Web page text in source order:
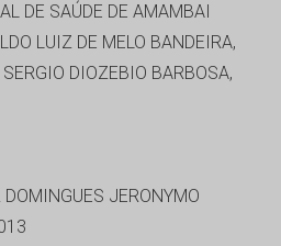
DE SAÚDE DE AMAMBAI
LUIZ DE MELO BANDEIRA,
DIOZEBIO BARBOSA,
JERONYMO